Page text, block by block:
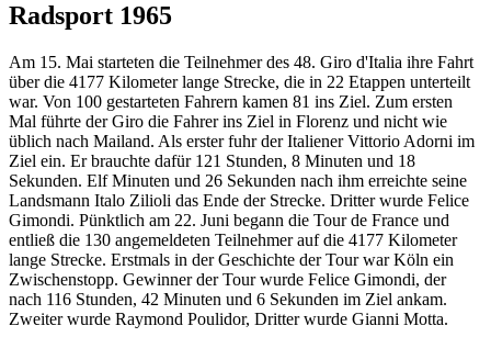
Radsport 1965
Am 15. Mai starteten die Teilnehmer des 48. Giro d'Italia ihre Fahrt
über die 4177 Kilometer lange Strecke, die in 22 Etappen unterteilt
war. Von 100 gestarteten Fahrern kamen 81 ins Ziel. Zum ersten
Mal führte der Giro die Fahrer ins Ziel in Florenz und nicht wie
üblich nach Mailand. Als erster fuhr der Italiener Vittorio Adorni im
Ziel ein. Er brauchte dafür 121 Stunden, 8 Minuten und 18
Sekunden. Elf Minuten und 26 Sekunden nach ihm erreichte seine
Landsmann Italo Zilioli das Ende der Strecke. Dritter wurde Felice
Gimondi. Pünktlich am 22. Juni begann die Tour de France und
entließ die 130 angemeldeten Teilnehmer auf die 4177 Kilometer
lange Strecke. Erstmals in der Geschichte der Tour war Köln ein
Zwischenstopp. Gewinner der Tour wurde Felice Gimondi, der
nach 116 Stunden, 42 Minuten und 6 Sekunden im Ziel ankam.
Zweiter wurde Raymond Poulidor, Dritter wurde Gianni Motta.